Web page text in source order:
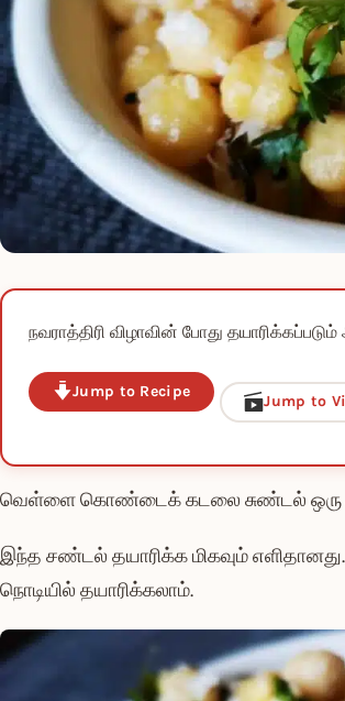
நவராத்திரி விழாவின் போது
Jump to Recipe
Jump to
வெள்ளை கொண்டைக் கடலை சுண்டல் ஒரு
இந்த சண்டல் தயாரிக்க மிகவும்
நொடியில் தயாரிக்கலாம்.